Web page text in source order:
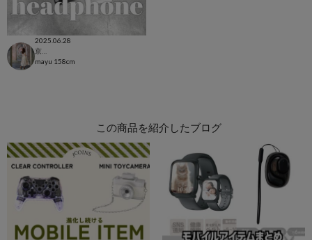
2025.06.28
mayu 158cm
この商品を紹介したブログ